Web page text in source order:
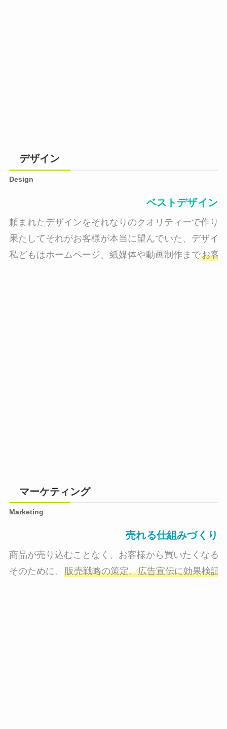
デザイン
Design
ベストデザイン
頼まれたデザインをそれなりのクオリティーで作り
果たしてそれがお客様が本当に望んでいた、デザイ
私どもはホームページ、紙媒体や動画制作までお客
マーケティング
Marketing
売れる仕組みづくり
商品が売り込むことなく、お客様から買いたくなる
そのために、 販売戦略の策定、広告宣伝に効果検証